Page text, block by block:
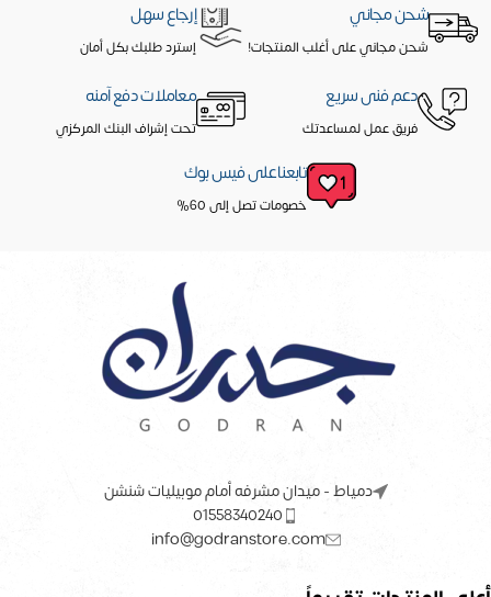
شحن مجاني
شحن مجاني على أغلب المنتجات!
إرجاع سهل
إسترد طلبك بكل أمان
دعم فنى سريع
فريق عمل لمساعدتك
معاملات دفع آمنه
تحت إشراف البنك المركزي
تابعنا على فيس بوك
خصومات تصل إلى 60%
دمياط - ميدان مشرفه أمام موبيليات شنشن
01558340240
info@godranstore.com